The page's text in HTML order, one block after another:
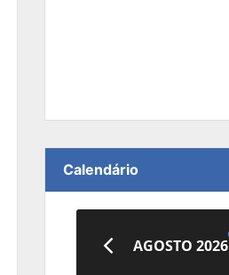
Calendário
AGOSTO 2026